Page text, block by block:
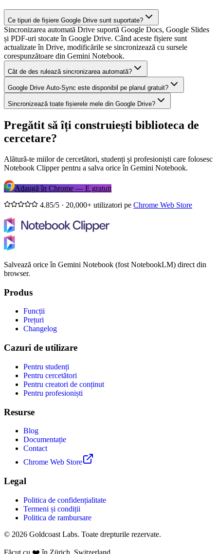
Ce tipuri de fișiere Google Drive sunt suportate?
Sincronizarea automată Drive suportă Google Docs, Google Slides
și PDF-uri stocate în Google Drive. Când aceste fișiere sunt
actualizate în Drive, modificările se sincronizează cu sursele
corespunzătoare din Gemini Notebook.
Cât de des rulează sincronizarea automată?
Google Drive Auto-Sync este disponibil pe planul gratuit?
Sincronizează toate fișierele mele din Google Drive?
Pregătit să îți construiești biblioteca de
cercetare?
Alătură-te miilor de cercetători, studenți și profesioniști care folosesc
Notebook Clipper pentru a salva orice în Gemini Notebook.
Adaugă în Chrome — E gratuit
4.85/5 · 20,000+ utilizatori pe Chrome Web Store
Salvează orice în Gemini Notebook (fost NotebookLM) direct din
browser.
Produs
Funcții
Prețuri
Changelog
Cazuri de utilizare
Pentru studenți
Pentru cercetători
Pentru creatori de conținut
Pentru profesioniști
Resurse
Blog
Documentație
Contact
Chrome Web Store
Legal
Politica de confidențialitate
Termeni și condiții
Politica de rambursare
© 2026 Goldcoast Labs. Toate drepturile rezervate.
Făcut cu ❤️ în Zürich, Switzerland